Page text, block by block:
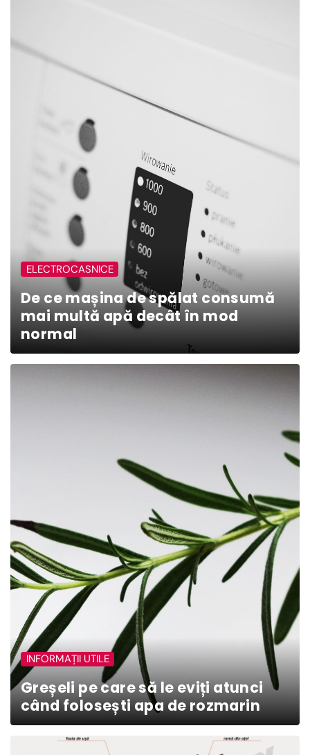
ELECTROCASNICE
De ce mașina de spălat consumă
mai multă apă decât în mod
normal
INFORMAȚII UTILE
Greșeli pe care să le eviți atunci
când folosești apa de rozmarin